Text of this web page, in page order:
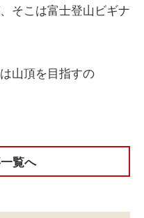
そこは富士登山ビギナ
山頂を目指すの
覧へ